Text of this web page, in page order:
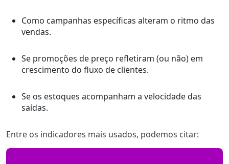
Como campanhas específicas alteram o ritmo das
vendas.
Se promoções de preço refletiram (ou não) em
crescimento do fluxo de clientes.
Se os estoques acompanham a velocidade das
saídas.
Entre os indicadores mais usados, podemos citar: